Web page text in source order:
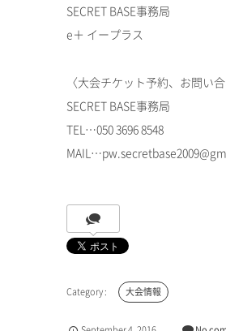
SECRET BASE事務局
e＋ イープラス
〈大会チケット予約、お問い
SECRET BASE事務局
TEL…050 3696 8548
大会情報